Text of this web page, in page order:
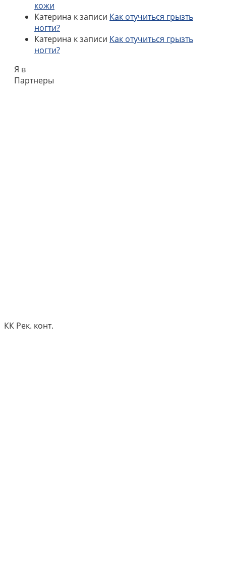
кожи
Катерина к записи Как отучиться грызть
ногти?
Катерина к записи Как отучиться грызть
ногти?
Я в
Партнеры
КК Рек. конт.